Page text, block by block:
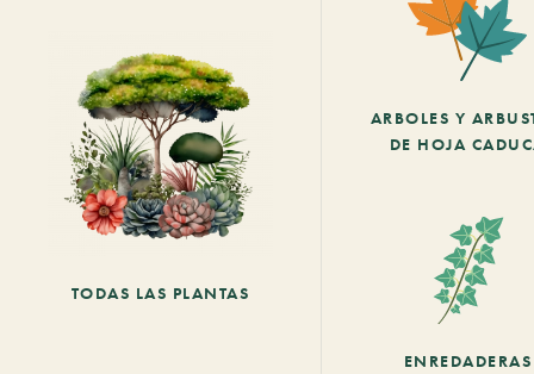
TODAS LAS PLANTAS
ARBOLES Y
DE HOJA
ENREDADERAS